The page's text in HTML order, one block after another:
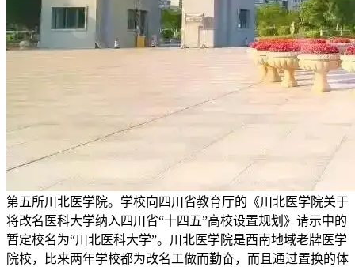
第五所川北医学院。学校向四川省教育厅的《川北医学院关于
将改名医科大学纳入四川省“十四五”高校设置规划》请示中的
暂定校名为“川北医科大学”。川北医学院是西南地域老牌医学
院校，比来两年学校都为改名工做而勤奋，而且通过置换的体